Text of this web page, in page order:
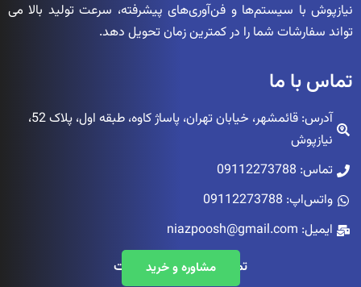
مشاوره و خرید
نیازپوش با سیستم‌ها و فن‌آوری‌های پیشرفته، سرعت تولید بالا می
تواند سفارشات شما را در کمترین زمان تحویل دهد.
تماس با ما
آدرس: قائمشهر، خیابان تهران، پاساژ کاوه، طبقه اول، پلاک 52،
نیازپوش
تماس: 09112273788
واتس‌اپ: 09112273788
ایمیل: niazpoosh@gmail.com
تمامی حقوق محفوظ است